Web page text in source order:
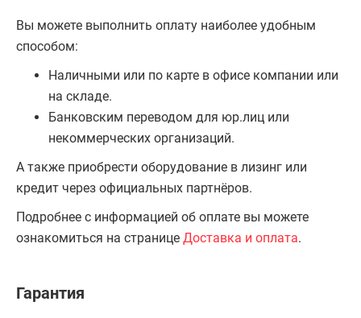
Вы можете выполнить оплату наиболее удобным
способом:
Наличными или по карте в офисе компании или
на складе.
Банковским переводом для юр.лиц или
некоммерческих организаций.
А также приобрести оборудование в лизинг или
кредит через официальных партнёров.
Подробнее с информацией об оплате вы можете
ознакомиться на странице Доставка и оплата.
Гарантия